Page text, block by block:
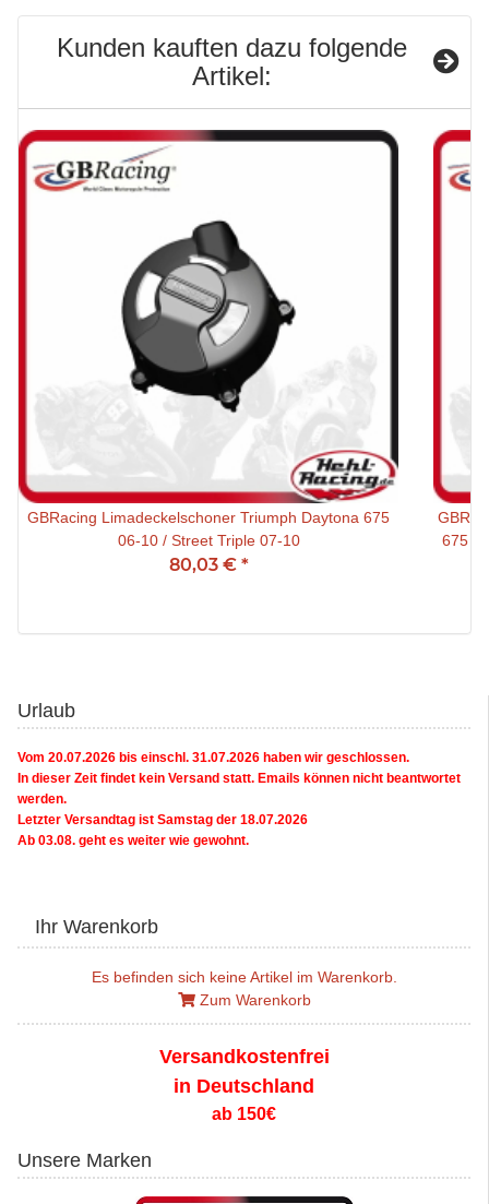
Kunden kauften dazu folgende
Artikel:
GBRacing Limadeckelschoner Triumph Daytona 675
06-10 / Street Triple 07-10
80,03 € *
675 11-13 (R) /
Urlaub
Vom 20.07.2026 bis einschl. 31.07.2026 haben wir geschlossen.
In dieser Zeit findet kein Versand statt. Emails können nicht beantwortet
werden.
Letzter Versandtag ist Samstag der 18.07.2026
Ab 03.08. geht es weiter wie gewohnt.
Ihr Warenkorb
Es befinden sich keine Artikel im Warenkorb.
Zum Warenkorb
Versandkostenfrei
in Deutschland
ab 150€
Unsere Marken